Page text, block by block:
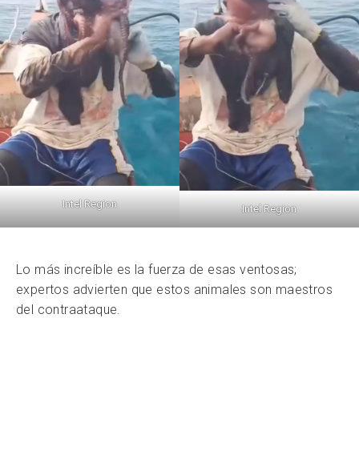
Intel Region Intel Region
Lo más increíble es la fuerza de esas ventosas;
expertos advierten que estos animales son maestros
del contraataque.